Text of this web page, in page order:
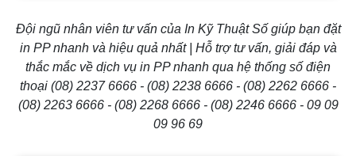
Đội ngũ nhân viên tư vấn của In Kỹ Thuật Số giúp bạn đặt
in PP nhanh và hiệu quả nhất | Hỗ trợ tư vấn, giải đáp và
thắc mắc về dịch vụ in PP nhanh qua hệ thống số điện
thoại (08) 2237 6666 - (08) 2238 6666 - (08) 2262 6666 -
(08) 2263 6666 - (08) 2268 6666 - (08) 2246 6666 - 09 09
09 96 69